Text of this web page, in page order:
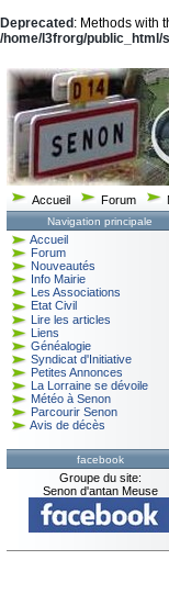
Deprecated : Methods with
/home/l3frorg/public_html/
Accueil Forum
Navigation principale
Accueil
Forum
Nouveautés
Info Mairie
Les Associations
Etat Civil
Lire les articles
Liens
Généalogie
Syndicat d'Initiative
Petites Annonces
La Lorraine se dévoile
Météo à Senon
Parcourir Senon
Avis de décès
facebook
Groupe du site:
Senon d'antan Meuse